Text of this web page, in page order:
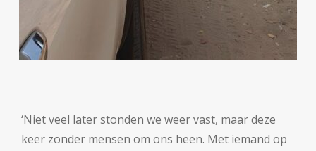
‘Niet veel later stonden we weer vast, maar deze
keer zonder mensen om ons heen. Met iemand op